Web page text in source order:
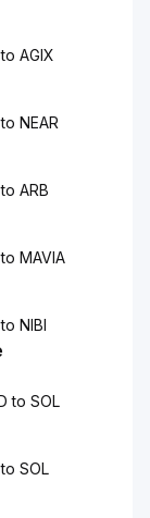
AGIX
NEAR
ARB
MAVIA
NIBI
to SOL
SOL